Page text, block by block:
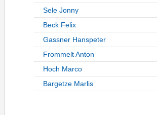
Sele Jonny
Beck Felix
Gassner Hanspeter
Frommelt Anton
Hoch Marco
Bargetze Marlis